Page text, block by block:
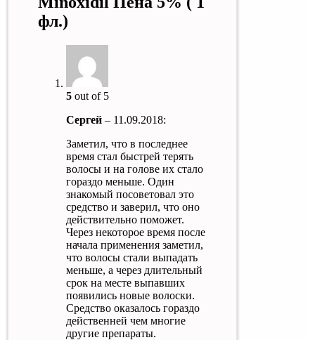
фл.)
5 out of 5
Сергей – 11.09.2018:
Заметил, что в последнее
время стал быстрей терять
волосы и на голове их стало
гораздо меньше. Один
знакомый посоветовал это
средство и заверил, что оно
действительно поможет.
Через некоторое время после
начала применения заметил,
что волосы стали выпадать
меньше, а через длительный
срок на месте выпавших
появились новые волоски.
Средство оказалось гораздо
действенней чем многие
другие препараты.